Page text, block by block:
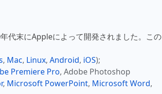
代末にAppleによって開発されました。この
, Mac, Linux, Android, iOS);
Premiere Pro, Adobe Photoshop
, Microsoft PowerPoint, Microsoft Word,